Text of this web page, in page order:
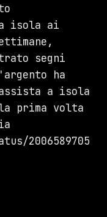
isola ai
segni
ha
a isola
prima volta
2006589705